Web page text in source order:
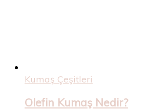
Kumaş Çeşitleri
Olefin Kumaş Nedir?